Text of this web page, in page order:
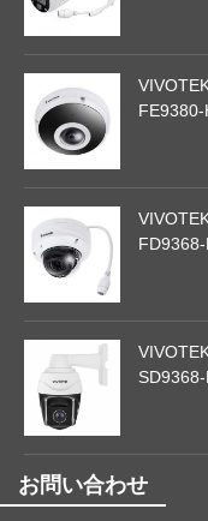
FE9380-
お問い合わせ